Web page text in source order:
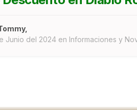
,
Junio del 2024 en Informaciones y